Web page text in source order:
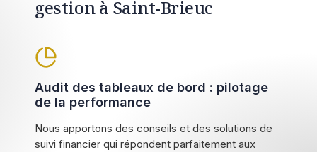
gestion à Saint-Brieuc
Audit des tableaux de bord : pilotage
de la performance
Nous apportons des conseils et des solutions de
suivi financier qui répondent parfaitement aux